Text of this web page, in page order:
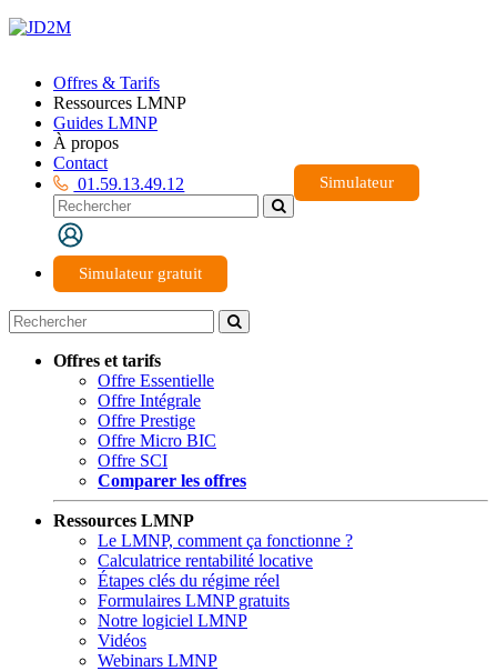
Offres & Tarifs
Ressources LMNP
Guides LMNP
À propos
Contact
01.59.13.49.12
Simulateur gratuit
Simulateur
Offres et tarifs
Offre Essentielle
Offre Intégrale
Offre Prestige
Offre Micro BIC
Offre SCI
Comparer les offres
Ressources LMNP
Le LMNP, comment ça fonctionne ?
Calculatrice rentabilité locative
Étapes clés du régime réel
Formulaires LMNP gratuits
Notre logiciel LMNP
Vidéos
Webinars LMNP